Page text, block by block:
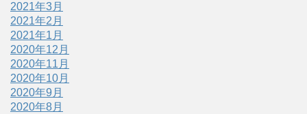
2021年3月
2021年2月
2021年1月
2020年12月
2020年11月
2020年10月
2020年9月
2020年8月